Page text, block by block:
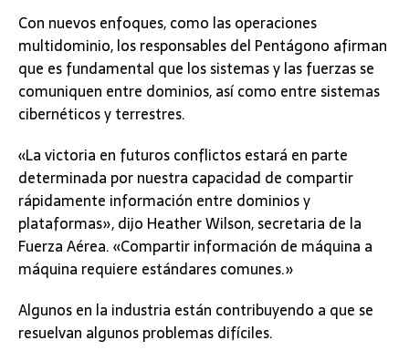
Con nuevos enfoques, como las operaciones
multidominio, los responsables del Pentágono afirman
que es fundamental que los sistemas y las fuerzas se
comuniquen entre dominios, así como entre sistemas
cibernéticos y terrestres.
«La victoria en futuros conflictos estará en parte
determinada por nuestra capacidad de compartir
rápidamente información entre dominios y
plataformas», dijo Heather Wilson, secretaria de la
Fuerza Aérea. «Compartir información de máquina a
máquina requiere estándares comunes.»
Algunos en la industria están contribuyendo a que se
resuelvan algunos problemas difíciles.